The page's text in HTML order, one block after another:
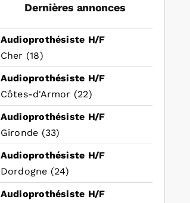
Dernières annonces
Audioprothésiste H/F
Cher (18)
Audioprothésiste H/F
Côtes-d'Armor (22)
Audioprothésiste H/F
Gironde (33)
Audioprothésiste H/F
Dordogne (24)
Audioprothésiste H/F